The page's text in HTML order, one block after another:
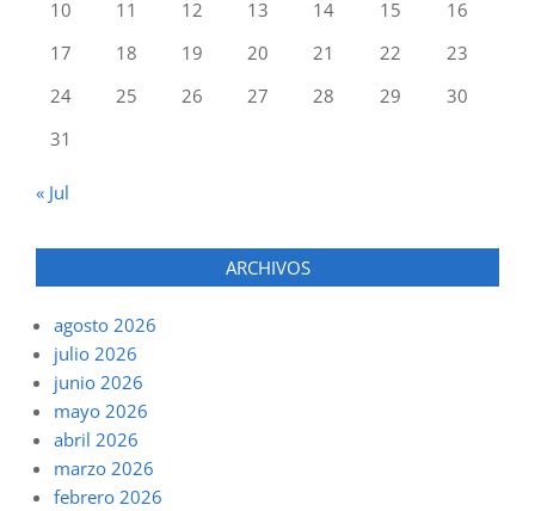
10
11 12 13 14 15
16
17
18 19 20 21 22
23
24
25 26 27 28 29
30
31
« Jul
ARCHIVOS
agosto 2026
julio 2026
junio 2026
mayo 2026
abril 2026
marzo 2026
febrero 2026